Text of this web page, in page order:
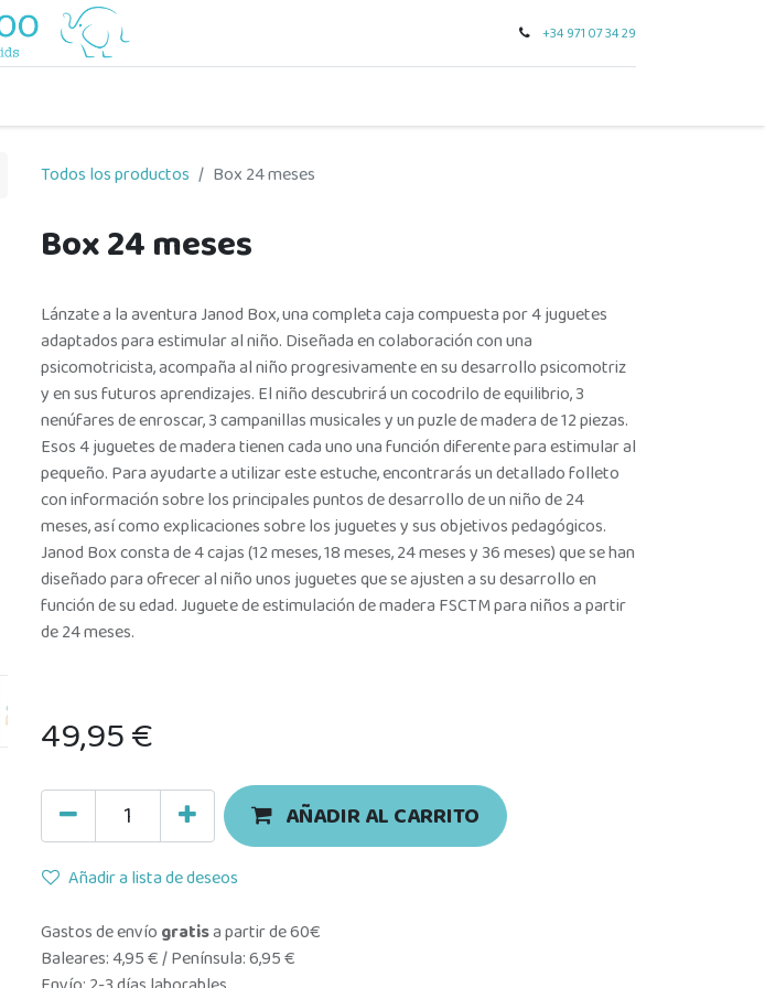
+34 971 07 34 29
Todos los productos Box 24 meses
Box 24 meses
Lánzate a la aventura Janod Box, una completa caja compuesta por 4 juguetes
adaptados para estimular al niño. Diseñada en colaboración con una
psicomotricista, acompaña al niño progresivamente en su desarrollo psicomotriz
y en sus futuros aprendizajes. El niño descubrirá un cocodrilo de equilibrio, 3
nenúfares de enroscar, 3 campanillas musicales y un puzle de madera de 12 piezas.
Esos 4 juguetes de madera tienen cada uno una función diferente para estimular al
pequeño. Para ayudarte a utilizar este estuche, encontrarás un detallado folleto
con información sobre los principales puntos de desarrollo de un niño de 24
meses, así como explicaciones sobre los juguetes y sus objetivos pedagógicos.
Janod Box consta de 4 cajas (12 meses, 18 meses, 24 meses y 36 meses) que se han
diseñado para ofrecer al niño unos juguetes que se ajusten a su desarrollo en
función de su edad. Juguete de estimulación de madera FSCTM para niños a partir
de 24 meses.
49,95€
AÑADIR AL CARRITO
Añadir a lista de deseos
Gastos de envío gratisa partir de 60€
Baleares: 4,95 € / Península: 6,95 €